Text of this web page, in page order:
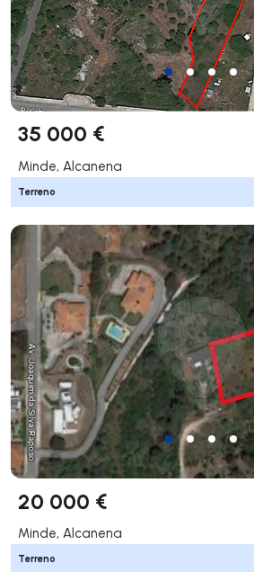
35 000 €
Minde, Alcanena
Terreno
20 000 €
Minde, Alcanena
Terreno